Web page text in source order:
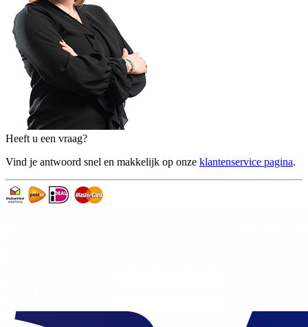
Heeft u een vraag?
Vind je antwoord snel en makkelijk op onze klantenservice pagina.